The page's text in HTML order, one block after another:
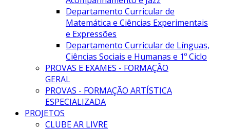
Departamento Curricular de
Matemática e Ciências Experimentais
e Expressões
Departamento Curricular de Línguas,
Ciências Sociais e Humanas e 1º Ciclo
PROVAS E EXAMES - FORMAÇÃO
GERAL
PROVAS - FORMAÇÃO ARTÍSTICA
ESPECIALIZADA
PROJETOS
CLUBE AR LIVRE